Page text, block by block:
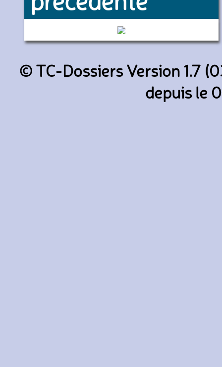
504 (Keolis Arras)
© TC-Dossiers Version 1.7
depuis le